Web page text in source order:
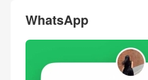
搶沙發